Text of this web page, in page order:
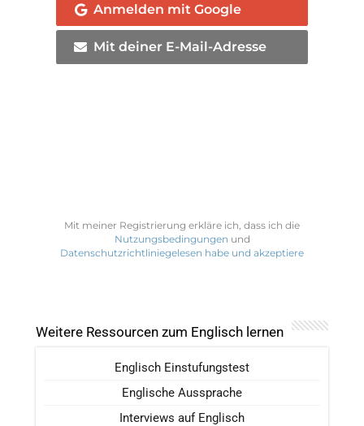
Anmelden mit Google
Mit deiner E-Mail-Adresse
Mit meiner Registrierung erkläre ich, dass ich die
Nutzungsbedingungen und
Datenschutzrichtliniegelesen habe und akzeptiere
Weitere Ressourcen zum Englisch lernen
Englisch Einstufungstest
Englische Aussprache
Interviews auf Englisch